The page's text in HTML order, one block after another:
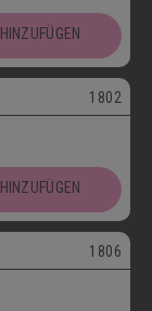
HINZUFÜGEN
1802
HINZUFÜGEN
1806